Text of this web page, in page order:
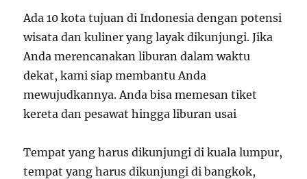
Ada 10 kota tujuan di Indonesia dengan potensi
wisata dan kuliner yang layak dikunjungi. Jika
Anda merencanakan liburan dalam waktu
dekat, kami siap membantu Anda
mewujudkannya. Anda bisa memesan tiket
kereta dan pesawat hingga liburan usai
Tempat yang harus dikunjungi di kuala lumpur,
tempat yang harus dikunjungi di bangkok,